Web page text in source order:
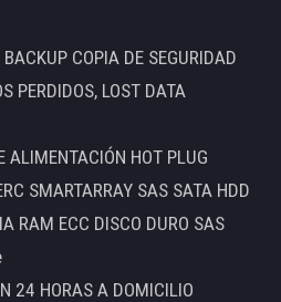
COPIA DE SEGURIDAD
PERDIDOS, LOST DATA
ALIMENTACIÓN HOT PLUG
SMARTARRAY SAS SATA HDD
RAM ECC DISCO DURO SAS
24 HORAS A DOMICILIO